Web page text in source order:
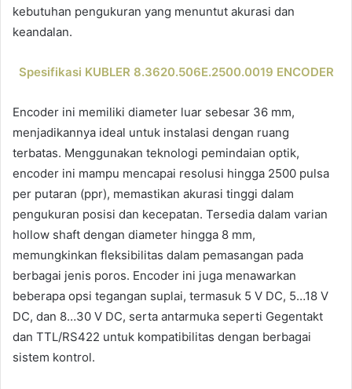
kebutuhan pengukuran yang menuntut akurasi dan
keandalan.
Spesifikasi KUBLER 8.3620.506E.2500.0019 ENCODER
Encoder ini memiliki diameter luar sebesar 36 mm,
menjadikannya ideal untuk instalasi dengan ruang
terbatas. Menggunakan teknologi pemindaian optik,
encoder ini mampu mencapai resolusi hingga 2500 pulsa
per putaran (ppr), memastikan akurasi tinggi dalam
pengukuran posisi dan kecepatan. Tersedia dalam varian
hollow shaft dengan diameter hingga 8 mm,
memungkinkan fleksibilitas dalam pemasangan pada
berbagai jenis poros. Encoder ini juga menawarkan
beberapa opsi tegangan suplai, termasuk 5 V DC, 5…18 V
DC, dan 8…30 V DC, serta antarmuka seperti Gegentakt
dan TTL/RS422 untuk kompatibilitas dengan berbagai
sistem kontrol.